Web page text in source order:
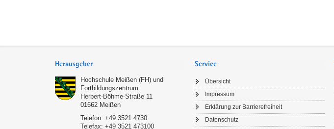
Herausgeber
Hochschule Meißen (FH) und
Fortbildungszentrum
Herbert-Böhme-Straße 11
01662 Meißen
Telefon: +49 3521 4730
Telefax: +49 3521 473100
Service
Übersicht
Impressum
Erklärung zur Barrierefreiheit
Datenschutz